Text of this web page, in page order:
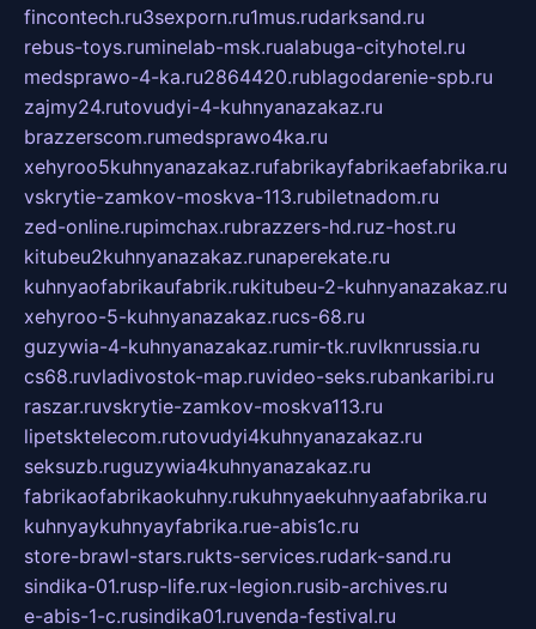
fincontech.ru3sexporn.ru1mus.rudarksand.ru
rebus-toys.ruminelab-msk.rualabuga-cityhotel.ru
medsprawo-4-ka.ru2864420.rublagodarenie-spb.ru
zajmy24.rutovudyi-4-kuhnyanazakaz.ru
brazzerscom.rumedsprawo4ka.ru
xehyroo5kuhnyanazakaz.rufabrikayfabrikaefabrika.ru
vskrytie-zamkov-moskva-113.rubiletnadom.ru
zed-online.rupimchax.rubrazzers-hd.ruz-host.ru
kitubeu2kuhnyanazakaz.runaperekate.ru
kuhnyaofabrikaufabrik.rukitubeu-2-kuhnyanazakaz.ru
xehyroo-5-kuhnyanazakaz.rucs-68.ru
guzywia-4-kuhnyanazakaz.rumir-tk.ruvlknrussia.ru
cs68.ruvladivostok-map.ruvideo-seks.rubankaribi.ru
raszar.ruvskrytie-zamkov-moskva113.ru
lipetsktelecom.rutovudyi4kuhnyanazakaz.ru
seksuzb.ruguzywia4kuhnyanazakaz.ru
fabrikaofabrikaokuhny.rukuhnyaekuhnyaafabrika.ru
kuhnyaykuhnyayfabrika.rue-abis1c.ru
store-brawl-stars.rukts-services.rudark-sand.ru
sindika-01.rusp-life.rux-legion.rusib-archives.ru
e-abis-1-c.rusindika01.ruvenda-festival.ru